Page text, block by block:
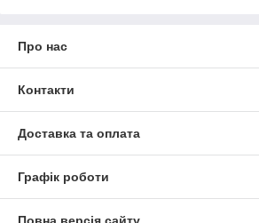
Про нас
Контакти
Доставка та оплата
Графік роботи